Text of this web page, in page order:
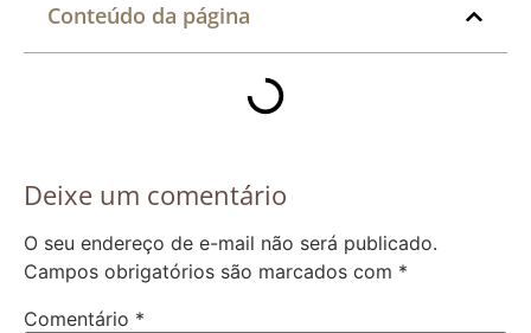
Conteúdo da página
Deixe um comentário
O seu endereço de e-mail não será publicado.
Campos obrigatórios são marcados com *
Comentário *